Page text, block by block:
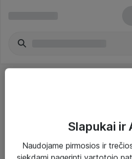
Slapukai ir
Naudojame pirmosios ir